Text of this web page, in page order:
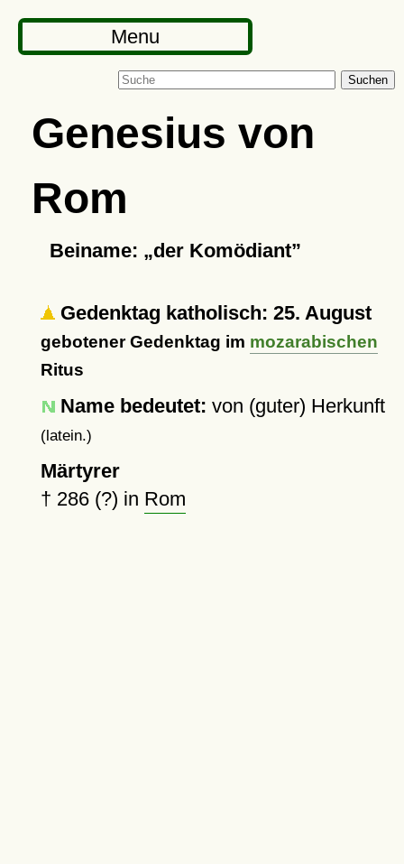
Menu
Suchen
Genesius von
Rom
Beiname: der Komödiant
Gedenktag katholisch: 25. August
gebotener Gedenktag im mozarabischen
Ritus
Name bedeutet: von (guter) Herkunft
(latein.)
Märtyrer
† 286 (?) in Rom